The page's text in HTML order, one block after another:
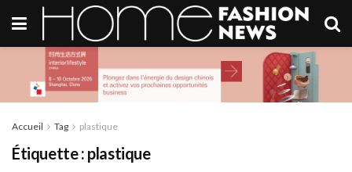
Accueil Tag plastique
Étiquette : plastique